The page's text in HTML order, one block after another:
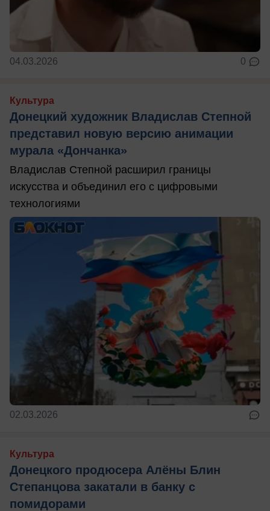
04.03.2026 0
Культура
Донецкий художник Владислав Степной
представил новую версию анимации
мурала «Дончанка»
Владислав Степной расширил границы
искусства и объединил его с цифровыми
технологиями
02.03.2026
Культура
Донецкого продюсера Алёны Блин
Степанцова закатали в банку с
помидорами